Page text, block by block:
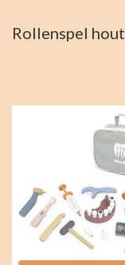
Rollenspel hout